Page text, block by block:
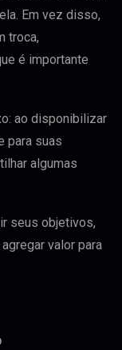
Em vez disso,
troca,
é importante
ao disponibilizar
para suas
algumas
seus objetivos,
valor para